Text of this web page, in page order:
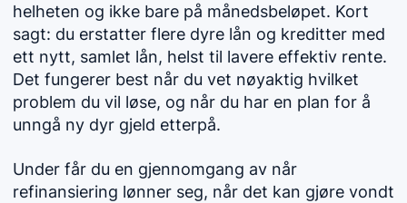
helheten og ikke bare på månedsbeløpet. Kort
sagt: du erstatter flere dyre lån og kreditter med
ett nytt, samlet lån, helst til lavere effektiv rente.
Det fungerer best når du vet nøyaktig hvilket
problem du vil løse, og når du har en plan for å
unngå ny dyr gjeld etterpå.
Under får du en gjennomgang av når
refinansiering lønner seg, når det kan gjøre vondt